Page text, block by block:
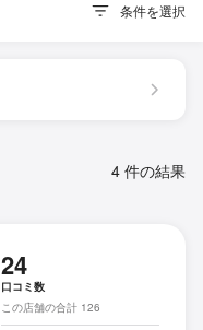
条件を選択
4 件の結果
24
口コミ数
この店舗の合計 126